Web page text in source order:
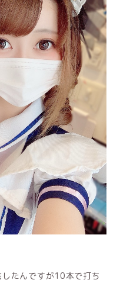
たんですが10本で打ち